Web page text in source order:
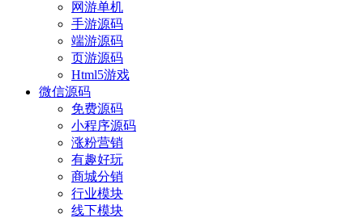
网游单机
手游源码
端游源码
页游源码
Html5游戏
微信源码
免费源码
小程序源码
涨粉营销
有趣好玩
商城分销
行业模块
线下模块